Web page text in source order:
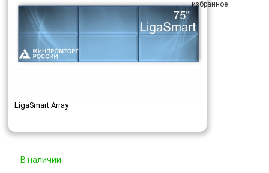
LigaSmart Array
В наличии